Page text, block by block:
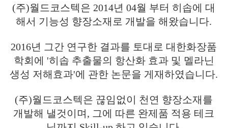
(주)월드코스텍은 2014년 04월 부터 히솝에 대
해서 기능성 향장소재로 개발을 해왔습니다.
2016년 그간 연구한 결과를 토대로 대한화장품
학회에 '히솝 추출물의 항산화 효과 및 멜라닌
생성 저해효과'에 관한 논문을 게재하였습니다.
(주)월드코스텍은 끊임없이 천연 향장소재를
개발해 낼것이며, 그에 따른 완제품 적용 테크